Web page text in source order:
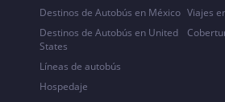
Destinos de Autobús en México
Destinos de Autobús en United
States
Líneas de autobús
Hospedaje
Viajes